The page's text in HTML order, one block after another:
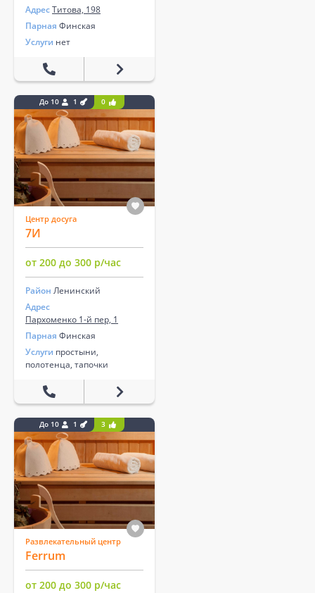
АдресТитова, 198
Парная Финская
Услуги нет
До 10 1 0
Центр досуга
7И
от 200 до 300 р/час
Район Ленинский
Адрес
Пархоменко 1-й пер, 1
Парная Финская
Услуги простыни,
полотенца, тапочки
До 10 1 3
Развлекательный центр
Ferrum
от 200 до 300 р/час